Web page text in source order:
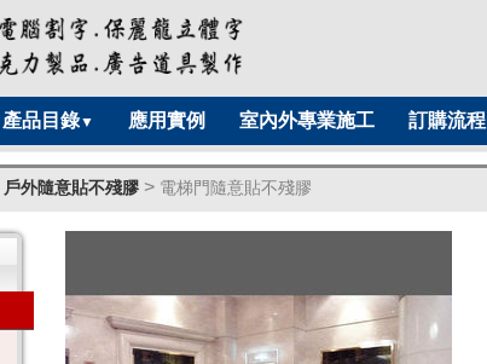
產品目錄▼ 應用實例 室內外專業施工 訂購流程
戶外隨意貼不殘膠 > 電梯門隨意貼不殘膠